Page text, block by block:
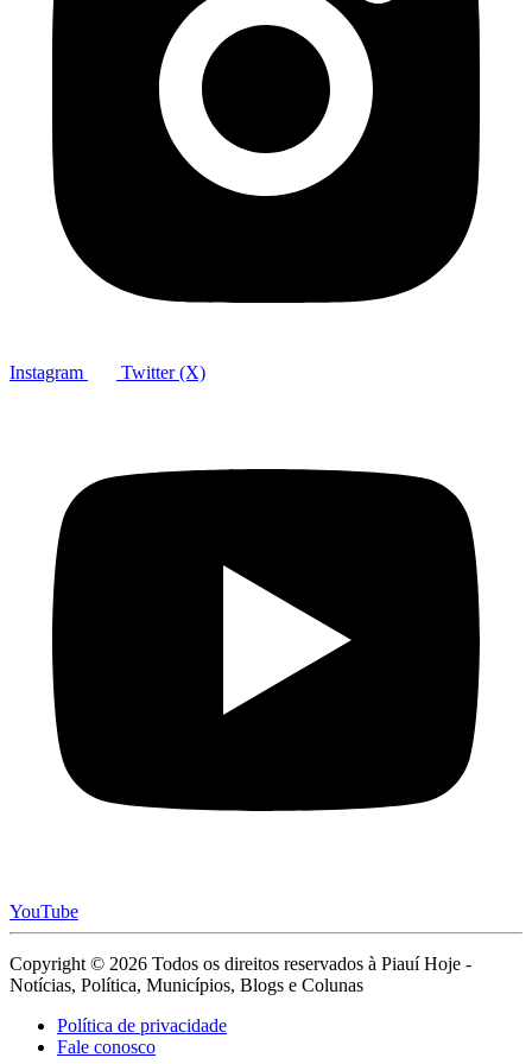
Instagram Twitter (X)
YouTube
Copyright © 2026 Todos os direitos reservados à Piauí Hoje -
Notícias, Política, Municípios, Blogs e Colunas
Política de privacidade
Fale conosco